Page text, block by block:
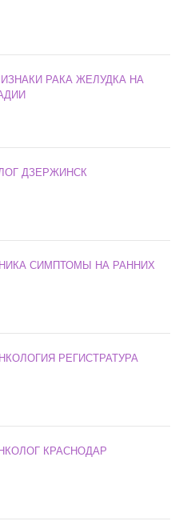
РАКА ЖЕЛУДКА НА
ДЗЕРЖИНСК
СИМПТОМЫ НА РАННИХ
РЕГИСТРАТУРА
КРАСНОДАР